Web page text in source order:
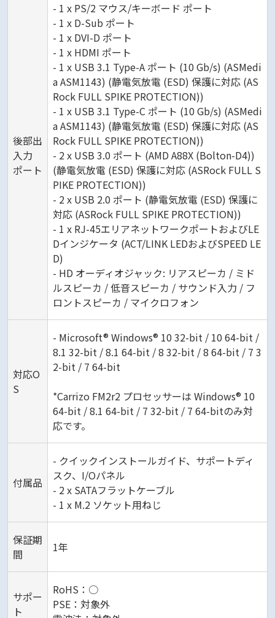
後部出
入力
ポート
- 1 x PS/2 マウス/キーボード ポート
- 1 x D-Sub ポート
- 1 x DVI-D ポート
- 1 x HDMI ポート
- 1 x USB 3.1 Type-A ポート (10 Gb/s) (ASMedi
a ASM1143) (静電気放電 (ESD) 保護に対応 (AS
Rock FULL SPIKE PROTECTION))
- 1 x USB 3.1 Type-C ポート (10 Gb/s) (ASMedi
a ASM1143) (静電気放電 (ESD) 保護に対応 (AS
Rock FULL SPIKE PROTECTION))
- 2 x USB 3.0 ポート (AMD A88X (Bolton-D4))
(静電気放電 (ESD) 保護に対応 (ASRock FULL S
PIKE PROTECTION))
- 2 x USB 2.0 ポート (静電気放電 (ESD) 保護に
対応 (ASRock FULL SPIKE PROTECTION))
- 1 x RJ-45エリアネットワークポートおよびLE
Dインジケータ (ACT/LINK LEDおよびSPEED LE
D)
- HD オーディオジャック: リアスピーカ / ミド
ルスピーカ / 低音スピーカ / サウンド入力 / フ
ロントスピーカ / マイクロフォン
対応O
S
- Microsoft® Windows® 10 32-bit / 10 64-bit /
8.1 32-bit / 8.1 64-bit / 8 32-bit / 8 64-bit / 7 3
2-bit / 7 64-bit
*Carrizo FM2r2 プロセッサーは Windows® 10
64-bit / 8.1 64-bit / 7 32-bit / 7 64-bitのみ対
応です。
付属品
- クイックインストールガイド、サポートディ
スク、I/Oパネル
- 2 x SATAフラットケーブル
- 1 x M.2 ソケット用ねじ
保証期
間
1年
サポー
ト
RoHS：○
PSE：対象外